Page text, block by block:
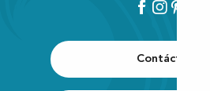
Contáctenos